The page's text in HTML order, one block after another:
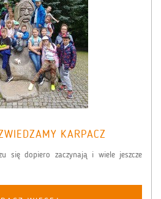
KARPACZ
się dopiero zaczynają i wiele jeszcze